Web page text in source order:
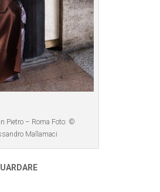
Pietro – Roma Foto: ©
Mallamaci